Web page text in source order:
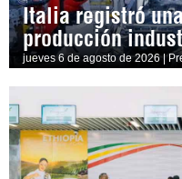
Italia registró
producción
jueves 6 de agosto de 2026 |